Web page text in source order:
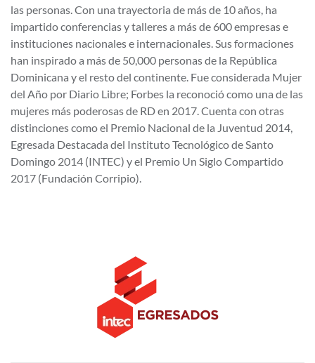
las personas. Con una trayectoria de más de 10 años, ha
impartido conferencias y talleres a más de 600 empresas e
instituciones nacionales e internacionales. Sus formaciones
han inspirado a más de 50,000 personas de la República
Dominicana y el resto del continente. Fue considerada Mujer
del Año por Diario Libre; Forbes la reconoció como una de las
mujeres más poderosas de RD en 2017. Cuenta con otras
distinciones como el Premio Nacional de la Juventud 2014,
Egresada Destacada del Instituto Tecnológico de Santo
Domingo 2014 (INTEC) y el Premio Un Siglo Compartido
2017 (Fundación Corripio).